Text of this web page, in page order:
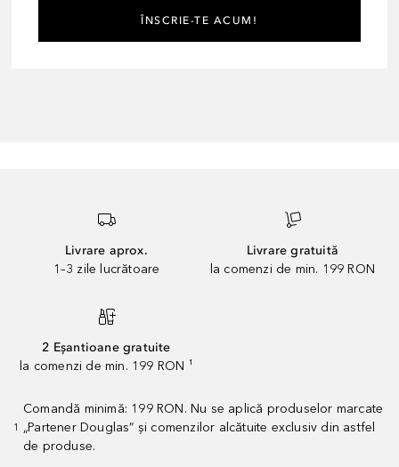
ÎNSCRIE-TE ACUM!
Livrare aprox.
1–3 zile lucrătoare
Livrare gratuită
la comenzi de min. 199 RON
2 Eșantioane gratuite
la comenzi de min. 199 RON ¹
1
Comandă minimă: 199 RON. Nu se aplică produselor marcate
„Partener Douglas” și comenzilor alcătuite exclusiv din astfel
de produse.